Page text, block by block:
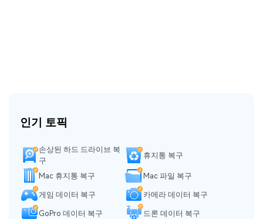
인기 토픽
손상된 하드 드라이브 복
구
휴지통 복구
Mac 휴지통 복구 Mac 파일 복구
게임 데이터 복구 카메라 데이터 복구
GoPro 데이터 복구 드론 데이터 복구